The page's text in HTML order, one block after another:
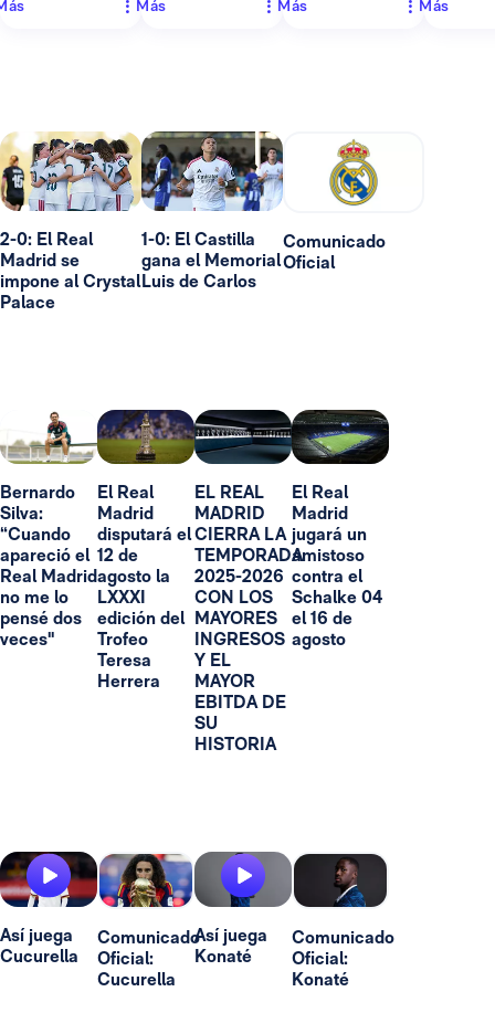
Más Más Más
2-0: El Real
Madrid se
impone al Crystal
Palace
1-0: El Castilla
gana el Memorial
Luis de Carlos
Comunicado
Oficial
Bernardo
Silva:
“Cuando
apareció el
Real Madrid
no me lo
pensé dos
veces"
El Real
Madrid
disputará el
12 de
agosto la
LXXXI
edición del
Trofeo
Teresa
Herrera
EL REAL
MADRID
CIERRA LA
TEMPORADA
2025-2026
CON LOS
MAYORES
INGRESOS
Y EL
MAYOR
EBITDA DE
SU
HISTORIA
El Real
Madrid
jugará un
amistoso
contra el
Schalke 04
el 16 de
agosto
Así juega
Cucurella
Comunicado
Oficial:
Cucurella
Así juega
Konaté
Comunicado
Oficial:
Konaté